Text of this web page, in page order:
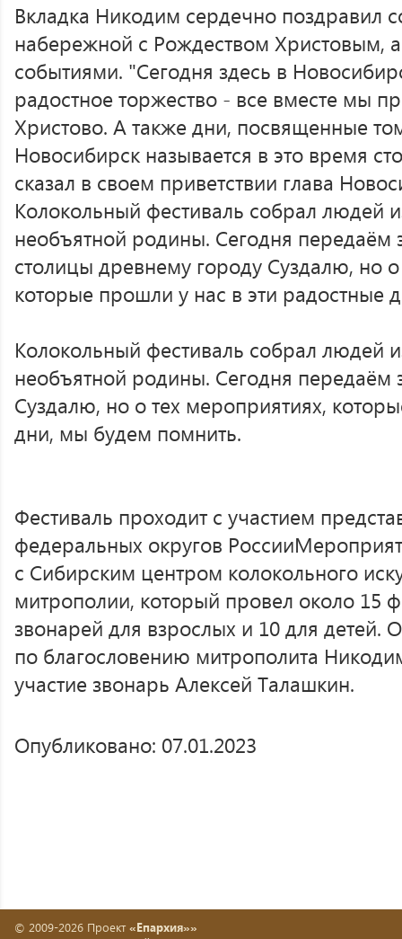
Вкладка Никодим сердечно поздравил
набережной с Рождеством Христовым,
событиями. "Сегодня здесь в
радостное торжество - все вместе мы
Христово. А также дни, посвященные
Новосибирск называется в это время
сказал в своем приветствии глава
Колокольный фестиваль собрал людей
необъятной родины. Сегодня передаём
столицы древнему городу Суздалю, но
которые прошли у нас в эти радостные
Колокольный фестиваль собрал людей
необъятной родины. Сегодня передаём
Суздалю, но о тех мероприятиях,
дни, мы будем помнить.
Фестиваль проходит с участием
федеральных округов
с Сибирским центром колокольного
митрополии, который провел около 15
звонарей для взрослых и 10 для детей.
по благословению митрополита
участие звонарь Алексей Талашкин.
Опубликовано: 07.01.2023
© 2009-2026 Проект «Епархия»»